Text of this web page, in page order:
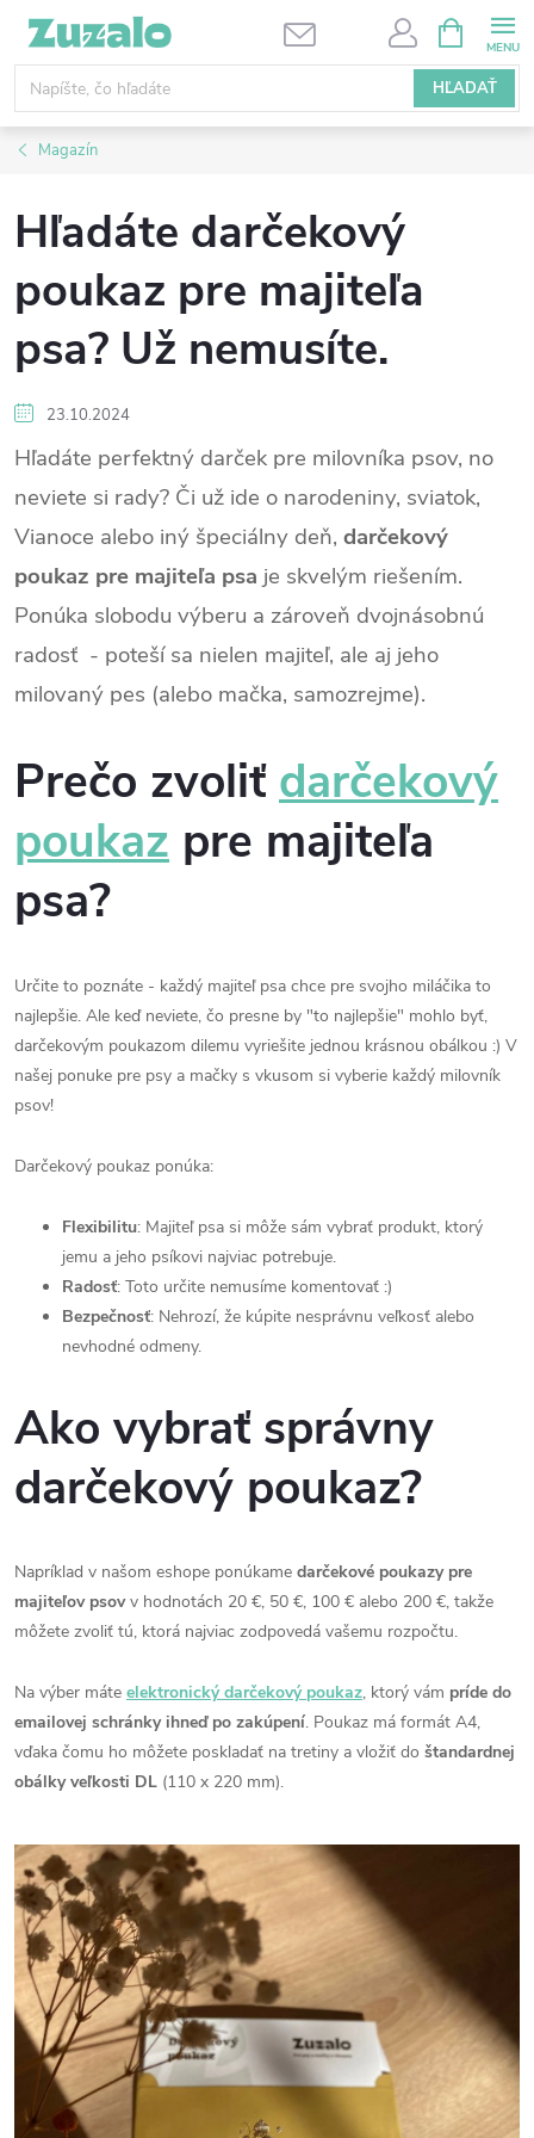
Prejsť
obsah
HĽADAŤ
KOŠÍK
Magazín
Hľadáte darčekový
poukaz pre majiteľa
psa? Už nemusíte.
23.10.2024
Hľadáte perfektný darček pre milovníka psov, no
neviete si rady? Či už ide o narodeniny, sviatok,
Vianoce alebo iný špeciálny deň, darčekový
poukaz pre majiteľa psa je skvelým riešením.
Ponúka slobodu výberu a zároveň dvojnásobnú
radosť - poteší sa nielen majiteľ, ale aj jeho
milovaný pes (alebo mačka, samozrejme).
Prečo zvoliťdarčekový
poukaz pre majiteľa
psa?
Určite to poznáte - každý majiteľ psa chce pre svojho miláčika to
najlepšie. Ale keď neviete, čo presne by "to najlepšie" mohlo byť,
darčekovým poukazom dilemu vyriešite jednou krásnou obálkou :) V
našej ponuke pre psy a mačky s vkusom si vyberie každý milovník
psov!
Darčekový poukaz ponúka:
Flexibilitu: Majiteľ psa si môže sám vybrať produkt, ktorý
jemu a jeho psíkovi najviac potrebuje.
Radosť: Toto určite nemusíme komentovať :)
Bezpečnosť: Nehrozí, že kúpite nesprávnu veľkosť alebo
nevhodné odmeny.
Ako vybrať správny
darčekový poukaz?
Napríklad v našom eshope ponúkame darčekové poukazy pre
majiteľov psovv hodnotách 20 €, 50 €, 100 € alebo 200 €, takže
môžete zvoliť tú, ktorá najviac zodpovedá vašemu rozpočtu.
Na výber máte elektronický darčekový poukaz, ktorý vám príde do
emailovej schránky ihneď po zakúpení. Poukaz má formát A4,
vďaka čomu ho môžete poskladať na tretiny a vložiť do štandardnej
obálky veľkosti DL (110 x 220 mm).